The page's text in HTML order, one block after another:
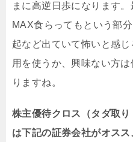
まに高逆日歩になります
MAX食らってもという部
起など出ていて怖いと感
用を使うか、興味ない方
りますね。
株主優待クロス（タダ取
は下記の証券会社がオスス